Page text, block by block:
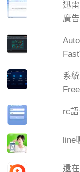
迅
廣
系
Free
rc
line
還